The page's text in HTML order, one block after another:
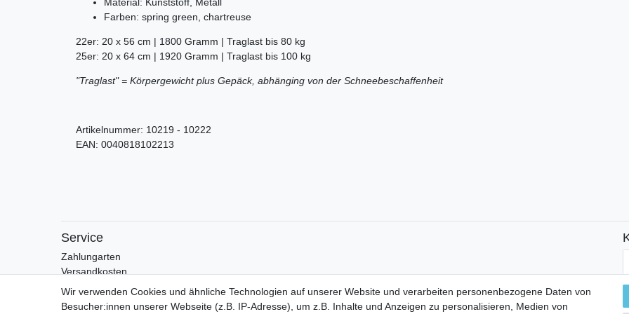
Farben: spring green, chartreuse
22er: 20 x 56 cm | 1800 Gramm | Traglast bis 80 kg
25er: 20 x 64 cm | 1920 Gramm | Traglast bis 100 kg
"Traglast" = Körpergewicht plus Gepäck, abhänging von der Schneebeschaffenheit
Artikelnummer: 10219 - 10222
EAN: 0040818102213
Wir verwenden Cookies und ähnliche Technologien auf unserer Website und verarbeiten personenbezogene Daten von
Besucher:innen unserer Webseite (z.B. IP-Adresse), um z.B. Inhalte und Anzeigen zu personalisieren, Medien von
Service
Zahlungarten
Versandkosten
Batterierücknahmeverordnung